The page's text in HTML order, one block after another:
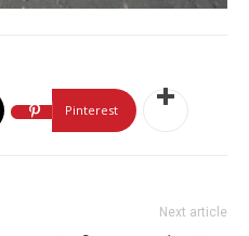
Pinterest
Next article